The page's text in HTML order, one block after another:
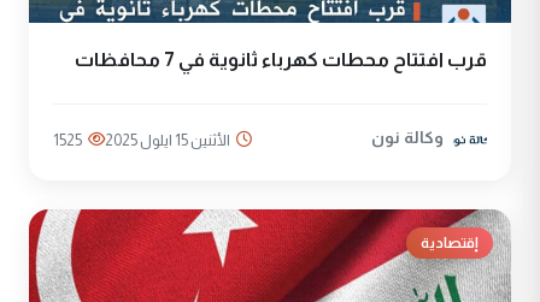
قرب افتتاح محطات كهرباء ثانوية في 7 محافظات
وكالة نون الأثنين 15 ايلول 2025 1525
إقتصادية